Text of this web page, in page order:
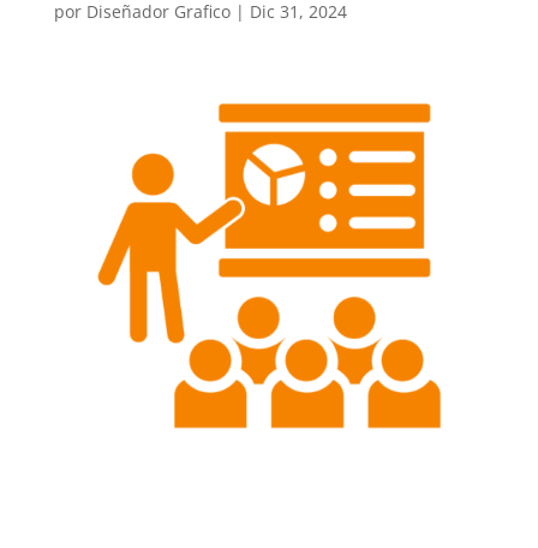
por Diseñador Grafico| Dic 31, 2024